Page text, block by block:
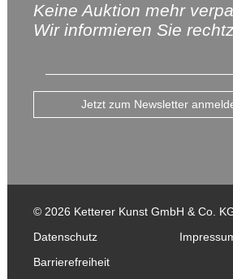
Keine Auktion mehr
Wir informieren Sie
Jetzt zum Newsletter
© 2026 Ketterer Kunst GmbH & Co.
Datenschutz
Barrierefreiheit